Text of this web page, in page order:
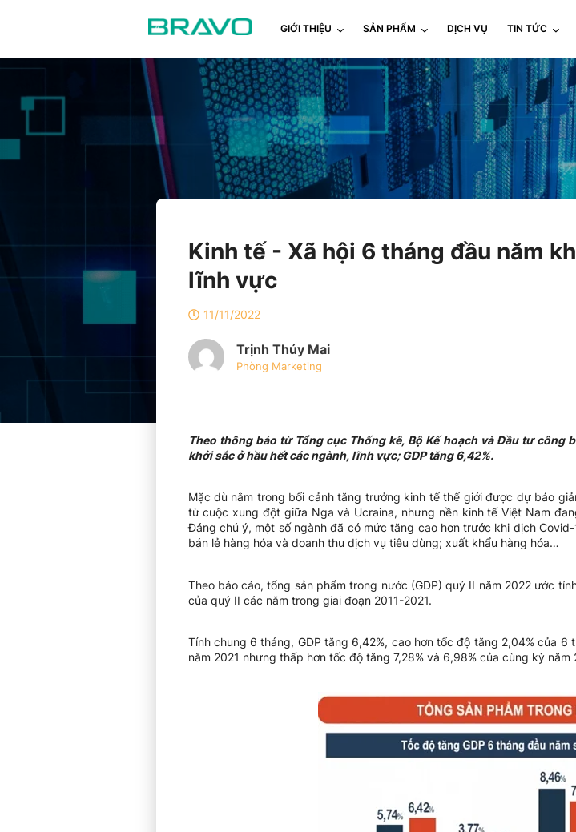
GIỚI THIỆU SẢN PHẨM DỊCH VỤ TIN TỨC
Kinh tế - Xã hội 6 tháng đầu năm
lĩnh vực
11/11/2022
Trịnh Thúy Mai
Phòng Marketing
Theo thông báo từ Tổng cục Thống kê, Bộ Kế hoạch và Đầu tư
khởi sắc ở hầu hết các ngành, lĩnh vực; GDP tăng 6,42%.
Mặc dù nằm trong bối cảnh tăng trưởng kinh tế thế giới được dự báo
từ cuộc xung đột giữa Nga và Ucraina, nhưng nền kinh tế Việt Nam
Đáng chú ý, một số ngành đã có mức tăng cao hơn trước khi dịch
bán lẻ hàng hóa và doanh thu dịch vụ tiêu dùng; xuất khẩu hàng hóa…
Theo báo cáo, tổng sản phẩm trong nước (GDP) quý II năm 2022 ước
của quý II các năm trong giai đoạn 2011-2021.
Tính chung 6 tháng, GDP tăng 6,42%, cao hơn tốc độ tăng 2,04% của
năm 2021 nhưng thấp hơn tốc độ tăng 7,28% và 6,98% của cùng kỳ năm